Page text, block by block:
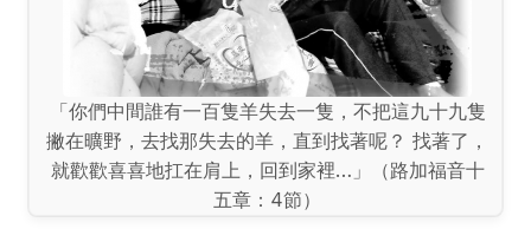
「你們中間誰有一百隻羊失去一隻，不把這九十九隻
撇在曠野，去找那失去的羊，直到找著呢？ 找著了，
就歡歡喜喜地扛在肩上，回到家裡…」（路加福音十